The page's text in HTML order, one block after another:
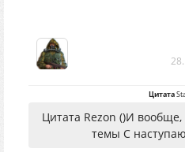
Цитата
Цитата Rezon ()И вообще,
темы С